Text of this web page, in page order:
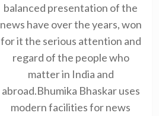
balanced presentation of the
news have over the years, won
for it the serious attention and
regard of the people who
matter in India and
abroad.Bhumika Bhaskar uses
modern facilities for news